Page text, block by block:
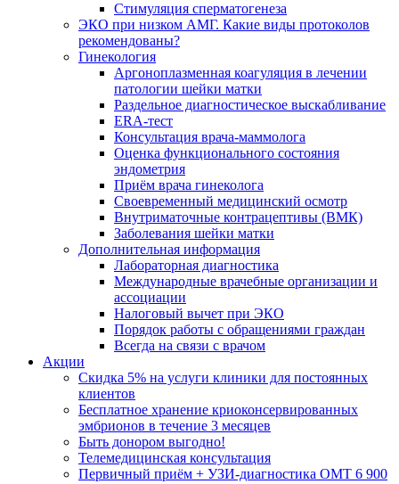
Стимуляция сперматогенеза
ЭКО при низком АМГ. Какие виды протоколов
рекомендованы?
Гинекология
Аргоноплазменная коагуляция в лечении
патологии шейки матки
Раздельное диагностическое выскабливание
ERA-тест
Консультация врача-маммолога
Оценка функционального состояния
эндометрия
Приём врача гинеколога
Своевременный медицинский осмотр
Внутриматочные контрацептивы (ВМК)
Заболевания шейки матки
Дополнительная информация
Лабораторная диагностика
Международные врачебные организации и
ассоциации
Налоговый вычет при ЭКО
Порядок работы с обращениями граждан
Всегда на связи с врачом
Акции
Скидка 5% на услуги клиники для постоянных
клиентов
Бесплатное хранение криоконсервированных
эмбрионов в течение 3 месяцев
Быть донором выгодно!
Телемедицинская консультация
Первичный приём + УЗИ-диагностика ОМТ 6 900